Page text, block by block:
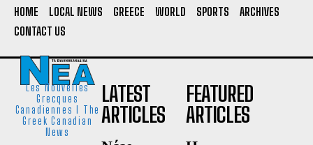
HOME LOCAL NEWS GREECE WORLD SPORTS
ARCHIVES
CONTACT US
Les Nouvelles
Grecques
Canadiennes I The
Greek Canadian
News
LATEST
ARTICLES
FEATURED
ARTICLES